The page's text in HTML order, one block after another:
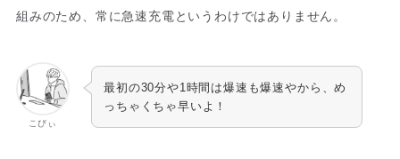
組みのため、常に急速充電というわけではありません。
こびぃ
最初の30分や1時間は爆速も爆速やから、め
っちゃくちゃ早いよ！